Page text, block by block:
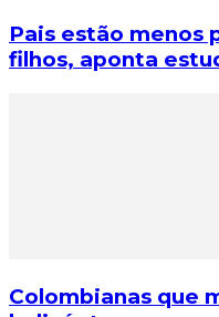
Pais estão menos
filhos, aponta
Colombianas que